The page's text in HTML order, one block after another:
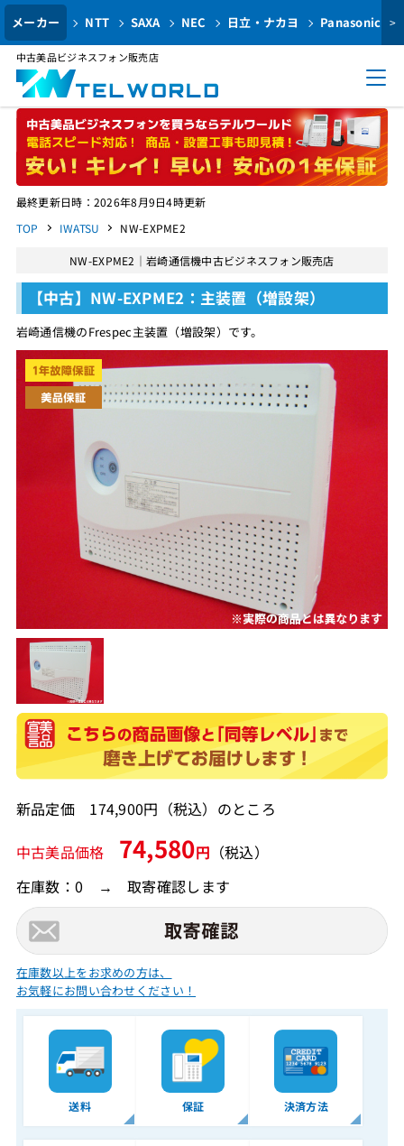
メーカー NTT SAXA NEC 日立・ナカヨ Panasonic >
中古美品ビジネスフォン販売店
最終更新日時：2026年8月9日4時更新
TOP
IWATSU NW-EXPME2
NW-EXPME2｜岩崎通信機中古ビジネスフォン販売店
【中古】NW-EXPME2：主装置（増設架）
岩崎通信機のFrespec主装置（増設架）です。
新品定価 174,900円（税込）のところ
中古美品価格 74,580円 （税込）
在庫数：0 → 取寄確認します
在庫数以上をお求めの方は、
お気軽にお問い合わせください！
送料 保証 決済方法